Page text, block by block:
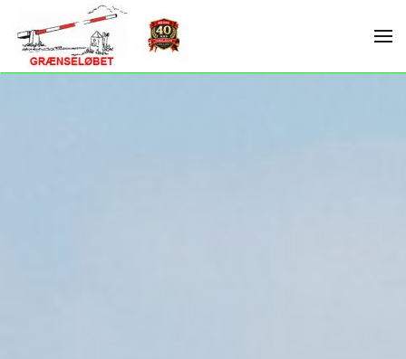
Skip to main content